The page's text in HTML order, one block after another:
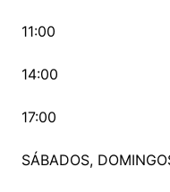
11:00
14:00
17:00
SÁBADOS,